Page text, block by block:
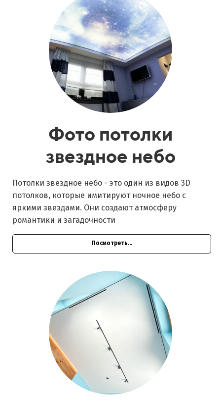
Фото потолки
звездное небо
Потолки звездное небо - это один из видов 3D
потолков, которые имитируют ночное небо с
яркими звездами. Они создают атмосферу
романтики и загадочности
Посмотреть...